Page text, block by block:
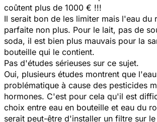
coûtent plus de 1000 € !!!
Il serait bon de les limiter mais l'eau du
parfaite non plus. Pour le lait, pas de
soda, il est bien plus mauvais pour la
bouteille qui le contient.
Pas d'études sérieuses sur ce sujet.
Oui, plusieurs études montrent que
problématique à cause des pesticides
hormones. C'est pour cela qu'il est
choix entre eau en bouteille et eau du
serait peut-être d'installer un filtre sur